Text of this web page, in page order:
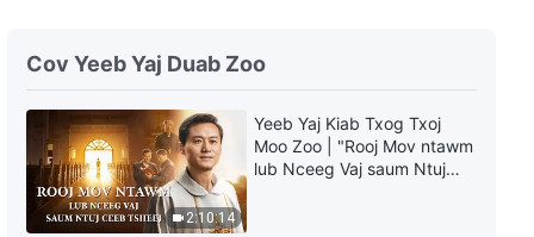
2022 | “Vajtswv Cia Siab Tias
Tib Neeg Yuav Hloov Siab Lees
3:26
Nkauj Ntseeg Tawm Tshiab
2022 | “Tsis Muaj Ib Lub Siab
Twg Yuav Zoo Tshaj Vajtswv
Lub Lawm”
Cov Yeeb Yaj Duab Zoo
2:10:14
Yeeb Yaj Kiab Txog Txoj
Moo Zoo | "Rooj Mov ntawm
lub Nceeg Vaj saum Ntuj